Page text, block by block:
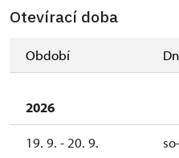
Otevírací doba
Období
2026
19. 9. - 20. 9.